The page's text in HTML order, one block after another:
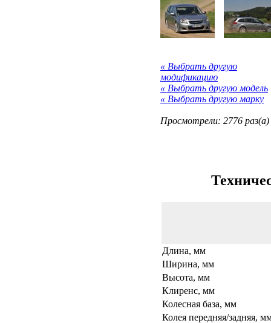
« Выбрать другую
модификацию
« Выбрать другую модель
« Выбрать другую марку
Просмотрели: 2776 раз(а)
Длина, мм
Ширина, мм
Высота, мм
Клиренс, мм
Колесная база, мм
Колея передняя/задняя,